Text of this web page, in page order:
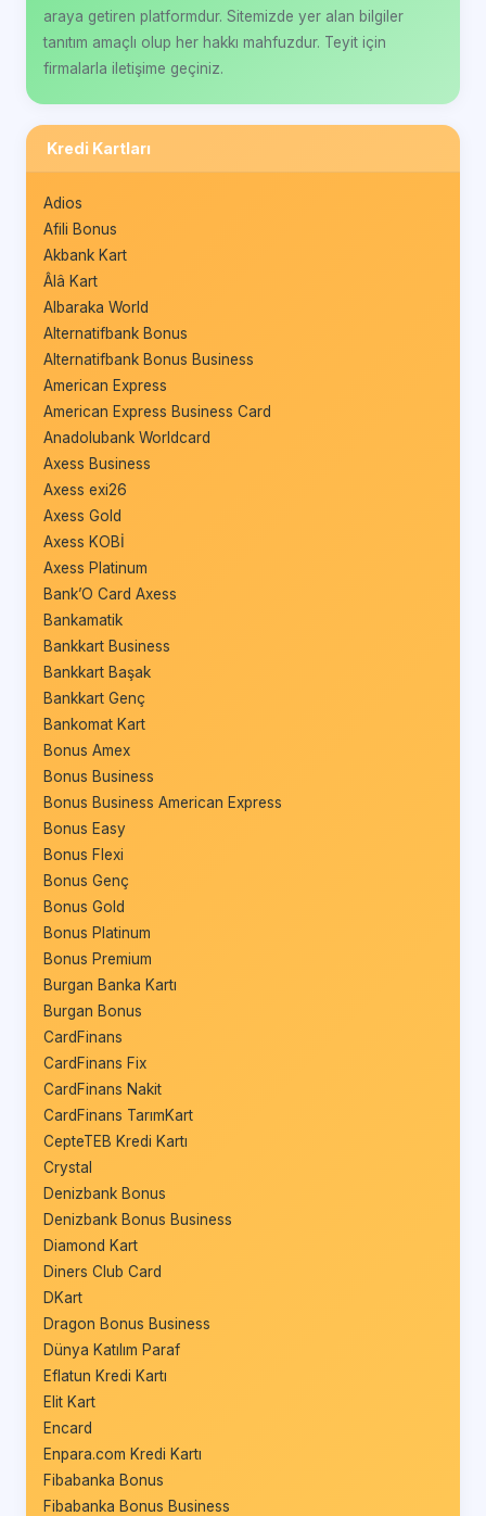
araya getiren platformdur. Sitemizde yer alan bilgiler
tanıtım amaçlı olup her hakkı mahfuzdur. Teyit için
firmalarla iletişime geçiniz.
Kredi Kartları
Adios
Afili Bonus
Akbank Kart
Âlâ Kart
Albaraka World
Alternatifbank Bonus
Alternatifbank Bonus Business
American Express
American Express Business Card
Anadolubank Worldcard
Axess Business
Axess exi26
Axess Gold
Axess KOBİ
Axess Platinum
Bank’O Card Axess
Bankamatik
Bankkart Business
Bankkart Başak
Bankkart Genç
Bankomat Kart
Bonus Amex
Bonus Business
Bonus Business American Express
Bonus Easy
Bonus Flexi
Bonus Genç
Bonus Gold
Bonus Platinum
Bonus Premium
Burgan Banka Kartı
Burgan Bonus
CardFinans
CardFinans Fix
CardFinans Nakit
CardFinans TarımKart
CepteTEB Kredi Kartı
Crystal
Denizbank Bonus
Denizbank Bonus Business
Diamond Kart
Diners Club Card
DKart
Dragon Bonus Business
Dünya Katılım Paraf
Eflatun Kredi Kartı
Elit Kart
Encard
Enpara.com Kredi Kartı
Fibabanka Bonus
Fibabanka Bonus Business